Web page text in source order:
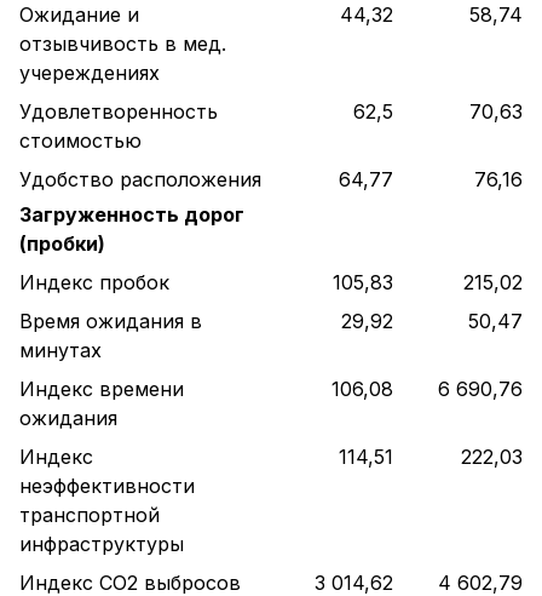
Ожидание и
отзывчивость в мед.
учереждениях
44,32 58,74
Удовлетворенность
стоимостью
62,5 70,63
Удобство расположения 64,77
76,16
Загруженность дорог
(пробки)
Индекс пробок
105,83
215,02
Время ожидания в
минутах
29,92 50,47
Индекс времени
ожидания
106,08 6 690,76
Индекс
неэффективности
транспортной
инфраструктуры
114,51 222,03
Индекс CO2 выбросов 3 014,62 4 602,79